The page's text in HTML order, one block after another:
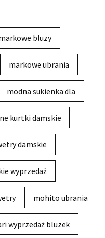
bluzy
markowe ubrania
modna sukienka dla
kurtki damskie
damskie
wyprzedaż
mohito ubrania
wyprzedaż bluzek